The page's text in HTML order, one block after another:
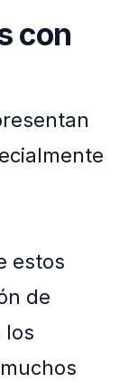
con
estos
de
los